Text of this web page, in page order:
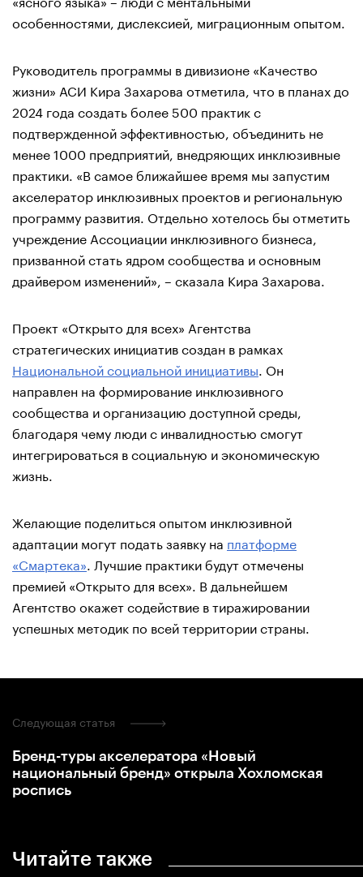
особенностями, дислексией, миграционным опытом.
Руководитель программы в дивизионе «Качество
жизни» АСИ Кира Захарова отметила, что в планах до
2024 года создать более 500 практик с
подтвержденной эффективностью, объединить не
менее 1000 предприятий, внедряющих инклюзивные
практики. «В самое ближайшее время мы запустим
акселератор инклюзивных проектов и региональную
программу развития. Отдельно хотелось бы отметить
учреждение Ассоциации инклюзивного бизнеса,
призванной стать ядром сообщества и основным
драйвером изменений», – сказала Кира Захарова.
Проект «Открыто для всех» Агентства
стратегических инициатив создан в рамках
Национальной социальной инициативы . Он
направлен на формирование инклюзивного
сообщества и организацию доступной среды,
благодаря чему люди с инвалидностью смогут
интегрироваться в социальную и экономическую
жизнь.
Желающие поделиться опытом инклюзивной
адаптации могут подать заявку на платформе
«Смартека» . Лучшие практики будут отмечены
премией «Открыто для всех». В дальнейшем
Агентство окажет содействие в тиражировании
успешных методик по всей территории страны.
Читайте также
Следующая статья
Бренд-туры акселератора «Новый
национальный бренд» открыла Хохломская
роспись